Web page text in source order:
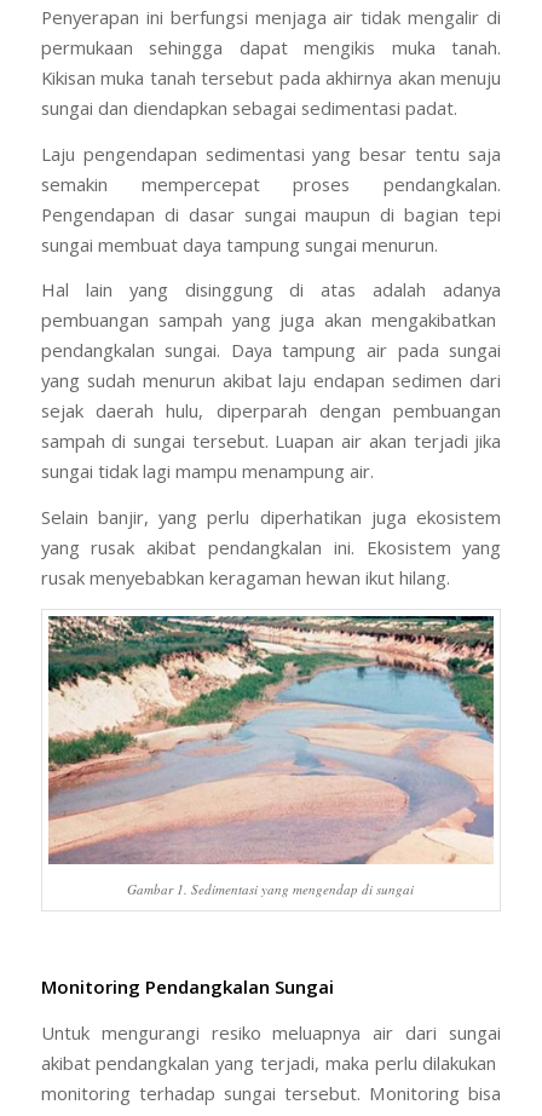
Penyerapan ini berfungsi menjaga air tidak mengalir di
permukaan sehingga dapat mengikis muka tanah.
Kikisan muka tanah tersebut pada akhirnya akan menuju
sungai dan diendapkan sebagai sedimentasi padat.
Laju pengendapan sedimentasi yang besar tentu saja
semakin mempercepat proses pendangkalan.
Pengendapan di dasar sungai maupun di bagian tepi
sungai membuat daya tampung sungai menurun.
Hal lain yang disinggung di atas adalah adanya
pembuangan sampah yang juga akan mengakibatkan
pendangkalan sungai. Daya tampung air pada sungai
yang sudah menurun akibat laju endapan sedimen dari
sejak daerah hulu, diperparah dengan pembuangan
sampah di sungai tersebut. Luapan air akan terjadi jika
sungai tidak lagi mampu menampung air.
Selain banjir, yang perlu diperhatikan juga ekosistem
yang rusak akibat pendangkalan ini. Ekosistem yang
rusak menyebabkan keragaman hewan ikut hilang.
Gambar 1. Sedimentasi yang mengendap di sungai
Monitoring Pendangkalan Sungai
Untuk mengurangi resiko meluapnya air dari sungai
akibat pendangkalan yang terjadi, maka perlu dilakukan
monitoring terhadap sungai tersebut. Monitoring bisa